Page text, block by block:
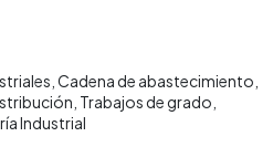
Cadena de abastecimiento
Trabajos de grado
Industrial